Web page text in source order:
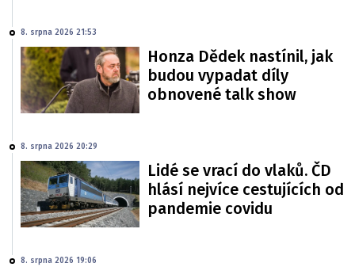
8. srpna 2026 21:53
Honza Dědek nastínil, jak
budou vypadat díly
obnovené talk show
8. srpna 2026 20:29
Lidé se vrací do vlaků. ČD
hlásí nejvíce cestujících od
pandemie covidu
8. srpna 2026 19:06